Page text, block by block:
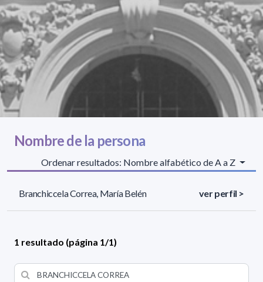
Nombre de la persona
Ordenar resultados: Nombre alfabético de A a Z
Branchiccela Correa, María Belén ver perfil >
1 resultado (página 1/1)